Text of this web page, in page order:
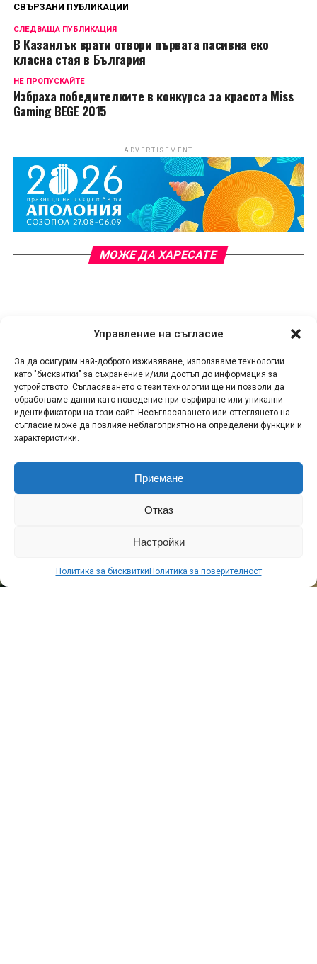
Управление на съгласие
За да осигурим най-доброто изживяване, използваме технологии
като "бисквитки" за съхранение и/или достъп до информация за
устройството. Съгласяването с тези технологии ще ни позволи да
обработваме данни като поведение при сърфиране или уникални
идентификатори на този сайт. Несъгласяването или оттеглянето на
съгласие може да повлияе неблагоприятно на определени функции и
характеристики.
Приемане
Отказ
Настройки
Политика за бисквитки Политика за поверителност
СВЪРЗАНИ ПУБЛИКАЦИИ
СЛЕДВАЩА ПУБЛИКАЦИЯ
В Казанлък врати отвори първата пасивна еко
класна стая в България
НЕ ПРОПУСКАЙТЕ
Избраха победителките в конкурса за красота Miss
Gaming BEGE 2015
ADVERTISEMENT
МОЖЕ ДА ХАРЕСАТЕ
DENZA представя първия си SUV
модел за Европа – новия BAO 5
Публикувано преди 3 седмицина 14.07.2026
От МИКА